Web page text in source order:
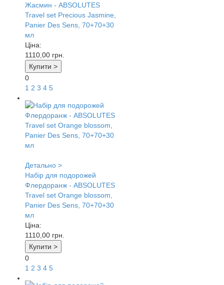
Жасмин - ABSOLUTES
Travel set Precious Jasmine,
Panier Des Sens, 70+70+30
мл
Ціна:
1110,00 грн.
Купити >
0
1 2 3 4 5
Детально >
Набір для подорожей
Флердоранж - ABSOLUTES
Travel set Orange blossom,
Panier Des Sens, 70+70+30
мл
Ціна:
1110,00 грн.
Купити >
0
1 2 3 4 5